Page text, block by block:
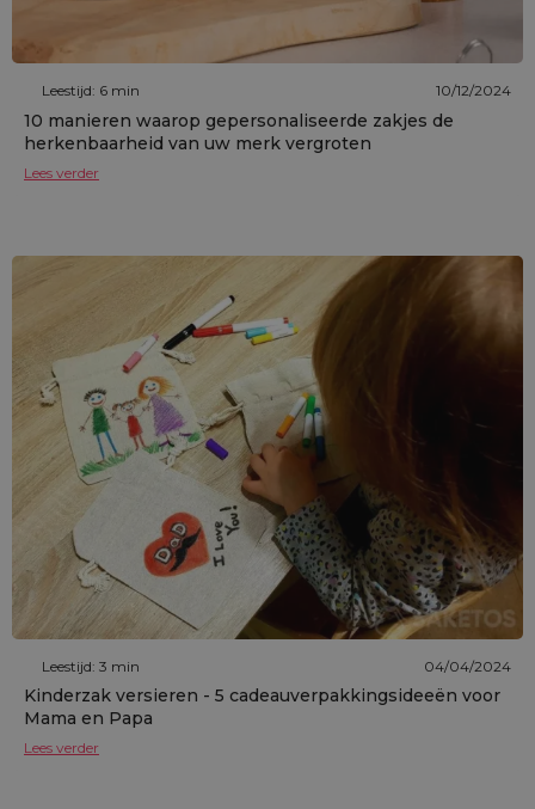
Leestijd: 6 min 10/12/2024
10 manieren waarop gepersonaliseerde zakjes de
herkenbaarheid van uw merk vergroten
Lees verder
Leestijd: 3 min 04/04/2024
Kinderzak versieren - 5 cadeauverpakkingsideeën voor
Mama en Papa
Lees verder